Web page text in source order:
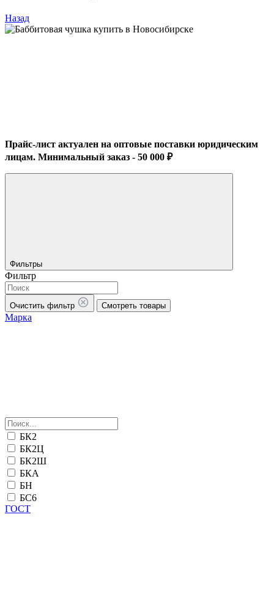
Назад
Прайс-лист актуален на оптовые поставки юридическим
лицам. Минимальный заказ - 50 000 ₽
Фильтры
Фильтр
Очистить фильтр Смотреть товары
Марка
БК2
БК2Ц
БК2Ш
БКА
БН
БС6
ГОСТ